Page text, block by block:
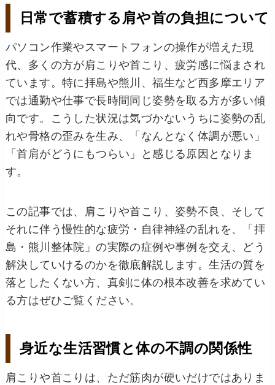
日常で蓄積する肩や首の負担について
パソコン作業やスマートフォンの操作が増えた現
代、多くの方が肩こりや首こり、疲労感に悩まされ
ています。特に拝島や熊川、福生など西多摩エリア
では通勤や仕事で長時間同じ姿勢を取る方が多い傾
向です。こうした状況は気づかないうちに姿勢の乱
れや骨格の歪みを生み、「なんとなく体調が悪い」
「首肩がどうにもつらい」と感じる原因となりま
す。
この記事では、肩こりや首こり、姿勢不良、そして
それに伴う慢性的な疲労・自律神経の乱れを、「拝
島・熊川整体院」の実際の症例や事例を交え、どう
解決していけるのかを徹底解説します。生活の質を
落としたくない方、真剣に体の根本改善を求めてい
る方はぜひご覧ください。
身近な生活習慣と体の不調の関係性
肩こりや首こりは、ただ筋肉が硬いだけではありま